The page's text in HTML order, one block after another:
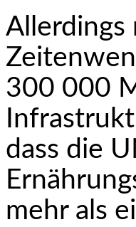
Allerdings
300 000
dass die
mehr als